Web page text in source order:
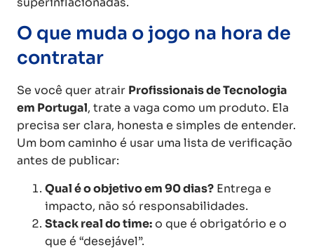
O que muda o jogo na hora de
contratar
Se você quer atrair Profissionais de Tecnologia
em Portugal, trate a vaga como um produto. Ela
precisa ser clara, honesta e simples de entender.
Um bom caminho é usar uma lista de verificação
antes de publicar:
Qual é o objetivo em 90 dias? Entrega e
impacto, não só responsabilidades.
Stack real do time:o que é obrigatório e o
que é “desejável”.